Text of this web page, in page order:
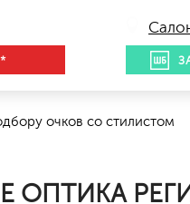
очков со стилистом
ОПТИКА